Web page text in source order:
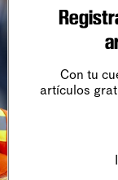
Con tu
artículos